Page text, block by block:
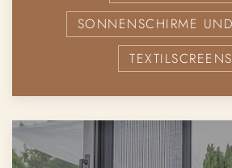
SONNENSCHIRME
TEXTILSCREENS